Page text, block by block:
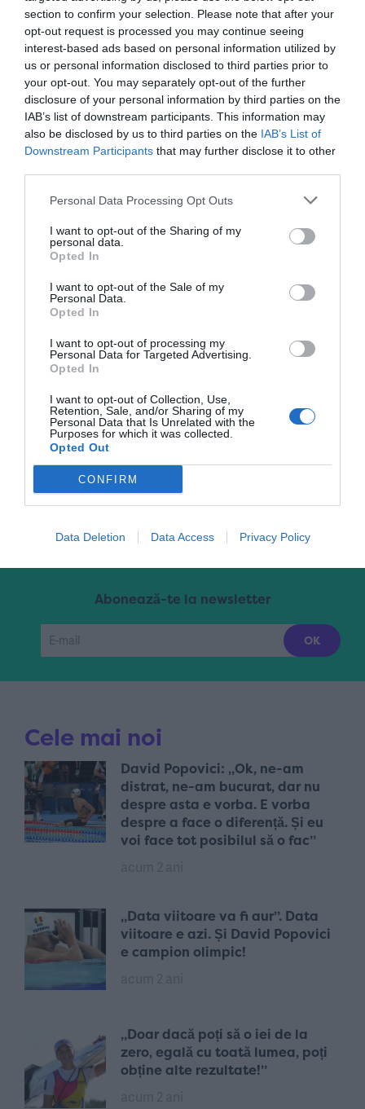
section to confirm your selection. Please note that after your
opt-out request is processed you may continue seeing
interest-based ads based on personal information utilized by
us or personal information disclosed to third parties prior to
your opt-out. You may separately opt-out of the further
disclosure of your personal information by third parties on the
IAB’s list of downstream participants. This information may
also be disclosed by us to third parties on the IAB’s List of
Downstream Participants that may further disclose it to other
Personal Data Processing Opt Outs
I want to opt-out of the Sharing of my
personal data.
Opted In
I want to opt-out of the Sale of my
Personal Data.
Opted In
I want to opt-out of processing my
Personal Data for Targeted Advertising.
Opted In
I want to opt-out of Collection, Use,
Retention, Sale, and/or Sharing of my
Personal Data that Is Unrelated with the
Purposes for which it was collected.
Opted Out
CONFIRM
Data Deletion Data Access Privacy Policy
euro 2016
Adrian Georgescu: „Portugalia,
campioana plictiselii”
Pagina 1 din 20 1 2 3 4 ...
20 ... » Ultima »
Abonează-te la newsletter
Cele mai noi
David Popovici: „Ok, ne-am
distrat, ne-am bucurat, dar nu
despre asta e vorba. E vorba
despre a face o diferență. Și eu
voi face tot posibilul să o fac”
„Data viitoare va fi aur”. Data
viitoare e azi. Și David Popovici
e campion olimpic!
„Doar dacă poți să o iei de la
zero, egală cu toată lumea, poți
obține alte rezultate!”